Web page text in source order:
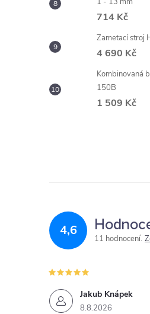
714 Kč
Zametací stroj
4 690 Kč
Kombinovaná
150B
1 509 Kč
4,6
11 hodnocení
Jakub Knápek
8.8.2026